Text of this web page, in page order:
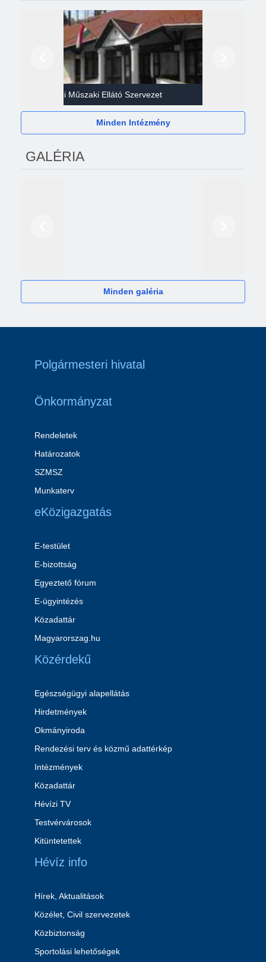
Gazdasági Műszaki Ellátó Szervezet
Minden Intézmény
GALÉRIA
Minden galéria
Polgármesteri hivatal
Önkormányzat
Rendeletek
Határozatok
SZMSZ
Munkaterv
eKözigazgatás
E-testület
E-bizottság
Egyeztető fórum
E-ügyintézés
Közadattár
Magyarorszag.hu
Közérdekű
Egészségügyi alapellátás
Hirdetmények
Okmányiroda
Rendezési terv és közmű adattérkép
Intézmények
Közadattár
Hévízi TV
Testvérvárosok
Kitüntetettek
Hévíz info
Hírek, Aktualitások
Közélet, Civil szervezetek
Közbiztonság
Sportolási lehetőségek